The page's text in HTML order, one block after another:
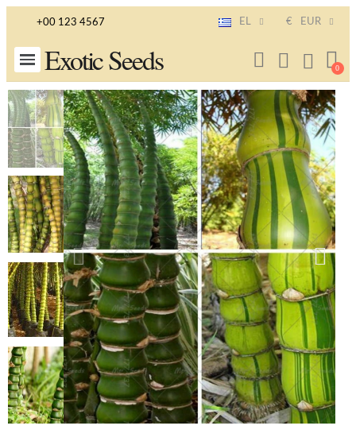
+00 123 4567 EL € EUR
Exotic Seeds